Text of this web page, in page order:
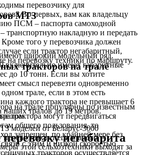
перевозчику для
Во-первых, вам как владельцу
ПСМ – паспорта самоходной
накладную и передать
того у перевозчика должен
если трактор негабаритный,
на перевозку техники по маршруту.
МТЗ
широкий модельный ряд.
включительно имеют габаритные
до 10 тонн. Если вы хотите
смысл перевезти одновременно
трале, если в этом есть
каждого трактора не превышает 6
наших тралов до 19 метров.
моделей от Беларус-3000
перевозчика специального
этой сельхозтехники выходят за
тракторов на трале
на трале популярны по известным
трактора могут передвигаться
общего пользования, то
запрещен, по крайней мере без
с этим и низкой скоростью
тракторов осуществляется
негабарита